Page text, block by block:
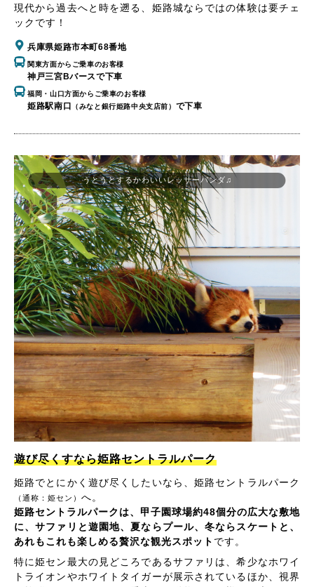
現代から過去へと時を遡る、姫路城ならではの体験は要チェ
ックです！
兵庫県姫路市本町68番地
関東方面からご乗車のお客様
神戸三宮Bバースで下車
福岡・山口方面からご乗車のお客様
姫路駅南口 （みなと銀行姫路中央支店前） で下車
遊び尽くすなら姫路セントラルパーク
姫路でとにかく遊び尽くしたいなら、姫路セントラルパーク
（通称：姫セン） へ。
姫路セントラルパークは、甲子園球場約48個分の広大な敷地
に、サファリと遊園地、夏ならプール、冬ならスケートと、
あれもこれも楽しめる贅沢な観光スポット です。
特に姫セン最大の見どころであるサファリは、希少なホワイ
トライオンやホワイトタイガーが展示されているほか、視界
うとうとするかわいいレッサーパンダ♫